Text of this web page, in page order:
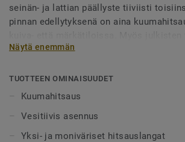
seinän- ja lattian päällyste tiiviisti
pinnan edellytyksenä on aina
alueet tulee aina lankahitsata. Hitsatut
rakoihin. Hitsauslankoja on saatavilla
monivärisenä, joko häivyttämään
Näytä enemmän
TUOTTEEN OMINAISUUDET
Kuumahitsaus
Vesitiivis asennus
Yksi- ja moniväriset hitsauslangat